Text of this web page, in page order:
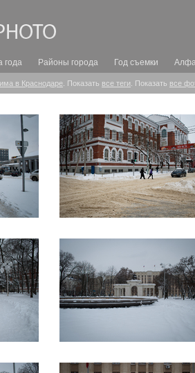
года Районы города Год съемки
в Краснодаре . Показать все теги . Показать все